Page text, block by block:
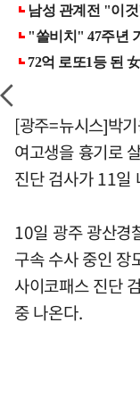
[광주=뉴시스]박
여고생을 흉기로
진단 검사가 11일
10일 광주 광산경
구속 수사 중인 장
사이코패스 진단
중 나온다.